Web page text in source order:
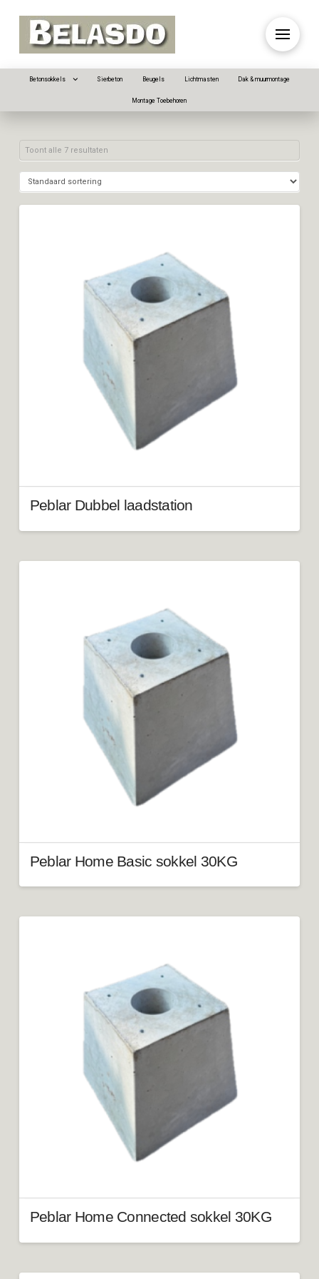
Betonsokkels Sierbeton Beugels Lichtmasten Dak & muurmontage
Montage Toebehoren
Toont alle 7 resultaten
Peblar Dubbel laadstation
Peblar Home Basic sokkel 30KG
Peblar Home Connected sokkel 30KG